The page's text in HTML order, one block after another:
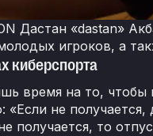
Дастан «dastan»
игроков, а
киберспорта
время на то, чтобы
«Если не
получается, то